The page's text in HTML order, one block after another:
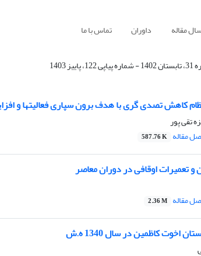
مقاله داوران تماس با ما
پاییز 1403
کاهش تصدی گری با هدف برون سپاری فعالیتها و
تقی پور
مقاله 587.76 K
تعمیرات اوقافی در دوران معاصر
مقاله 2.36 M
اخوت کاظمین در سال 1340 ه.ش